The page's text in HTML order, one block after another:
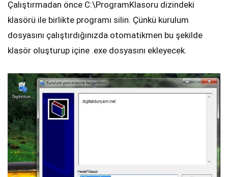
Çalıştırmadan önce C:\ProgramKlasoru dizindeki
klasörü ile birlikte programı silin. Çünkü kurulum
dosyasını çalıştırdığınızda otomatikmen bu şekilde
klasör oluşturup içine .exe dosyasını ekleyecek.